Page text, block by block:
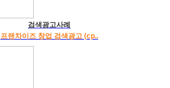
검색광고사례
프랜차이즈 창업 검색광고 (cp..